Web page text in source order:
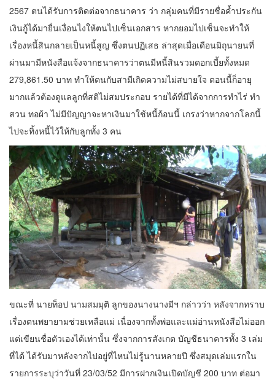
2567 ตนได้รับการติดต่อจากธนาคาร ว่า กลุ่มคนที่มีรายชื่อค้ำประกัน
เงินกู้ได้มายื่นเงื่อนไงให้ตนไปเซ็นเอกสาร หากยอมไปเซ็นจะทำให้
เรื่องหนี้สินกลายเป็นหนี้สูญ ซึ่งตนปฏิเสธ ล่าสุดเมื่อเดือนมิถุนายนที่
ผ่านมามีหนังสือแจ้งจากธนาคารว่าตนมีหนี้สินรวมดอกเบี้ยทั้งหมด
279,861.50 บาท ทำให้ตนกับสามีเกิดความไม่สบายใจ ตอนนี้ก็อายุ
มากแล้วต้องดูแลลูกที่สติไม่สมประกอบ รายได้ที่มีได้จากการทำไร่ ทำ
สวน ทอผ้า ไม่มีปัญญาจะหาเงินมาใช้หนี้ก้อนนี้ เกรงว่าหากจากโลกนี้
ไปจะทิ้งหนี้ไว้ให้กับลูกทั้ง 3 คน
ขณะที่ นายท็อป นามสมมุติ ลูกของนางนางมีฯ กล่าวว่า หลังจากทราบ
เรื่องตนพยายามช่วยเหลือแม่ เนื่องจากทั้งพ่อและแม่อ่านหนังสือไม่ออก
แต่เขียนชื่อตัวเองได้เท่านั้น ซึ่งจากการสังเกต บัญชีธนาคารทั้ง 3 เล่ม
ที่ได้ ได้รับมาหลังจากไปอยู่ที่ไหนไม่รู้นานหลายปี ซึ่งสมุดเล่มแรกใน
รายการระบุว่าวันที่ 23/03/52 มีการฝากเงินเปิดบัญชี 200 บาท ต่อมา